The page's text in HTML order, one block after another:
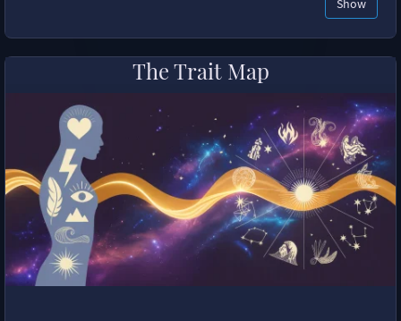
Show
The Trait Map